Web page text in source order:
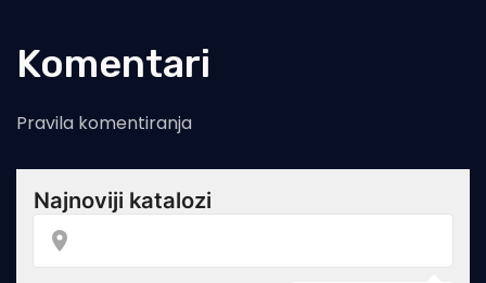
Komentari
Pravila komentiranja